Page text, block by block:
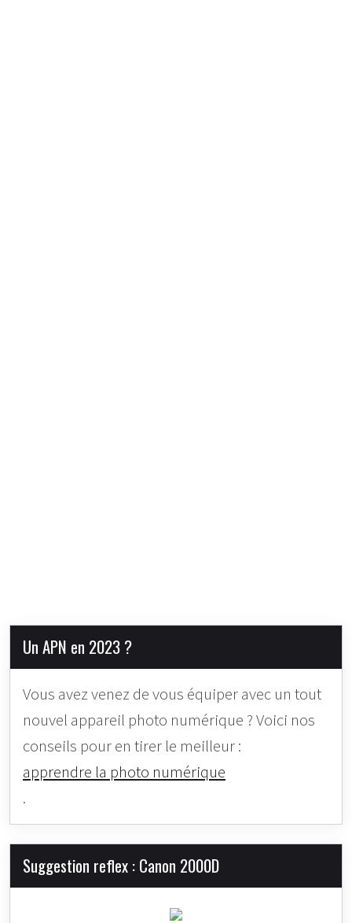
Un APN en 2023 ?
Vous avez venez de vous équiper avec un tout
nouvel appareil photo numérique ? Voici nos
conseils pour en tirer le meilleur :
apprendre la photo numérique
.
Suggestion reflex : Canon 2000D